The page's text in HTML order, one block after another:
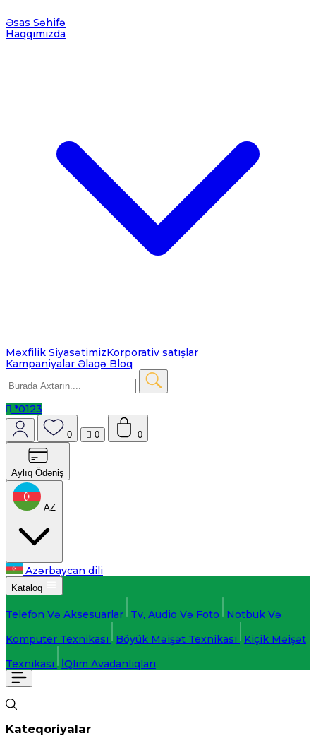
Əsas Səhifə
Haqqımızda
Məxfilik SiyasətimizKorporativ satışlar
Kampaniyalar Əlaqə Bloq
*0123
0 0 0
Aylıq Ödəniş
AZ
Azərbaycan dili
Kataloq
Telefon Və Aksesuarlar Tv, Audio Və Foto
Notbuk Və
Komputer Texnikası
Böyük Məişət Texnikası
Kiçik Məişət
Texnikası
İQlim Avadanlıqları
Kateqoriyalar